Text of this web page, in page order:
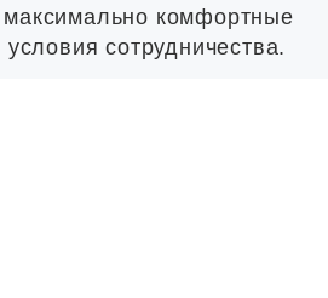
комфортные
сотрудничества.